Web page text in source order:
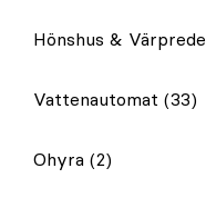
Hönshus & Värprede
Vattenautomat (33)
Ohyra (2)